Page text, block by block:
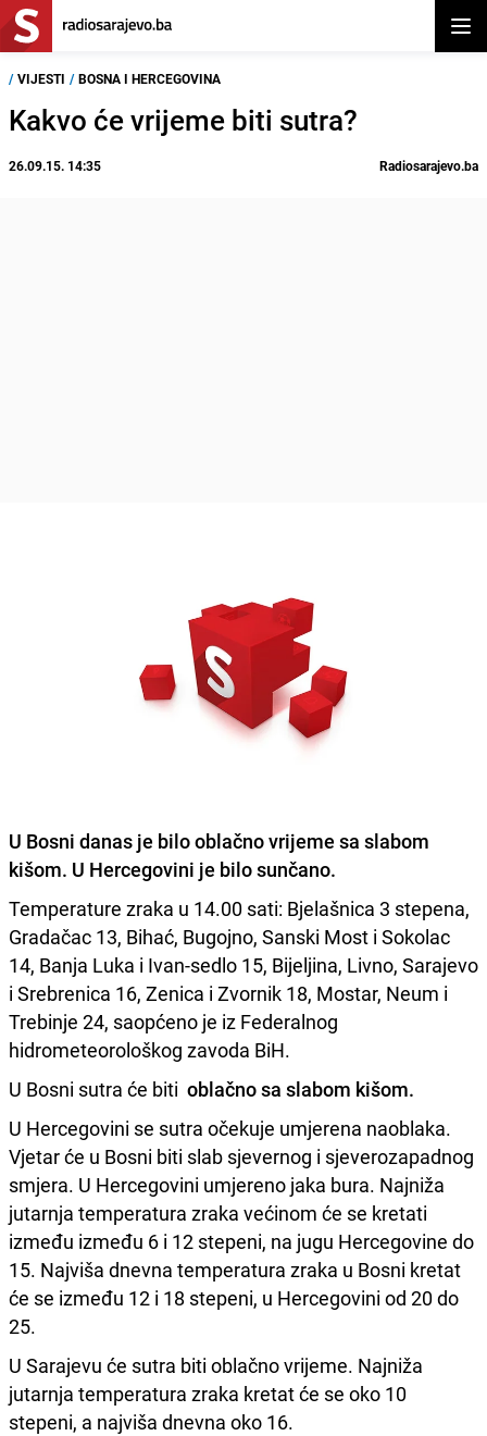
/ VIJESTI / BOSNA I HERCEGOVINA
Kakvo će vrijeme biti sutra?
26.09.15. 14:35 Radiosarajevo.ba
U Bosni danas je bilo oblačno vrijeme sa slabom
kišom. U Hercegovini je bilo sunčano.
Temperature zraka u 14.00 sati: Bjelašnica 3 stepena,
Gradačac 13, Bihać, Bugojno, Sanski Most i Sokolac
14, Banja Luka i Ivan-sedlo 15, Bijeljina, Livno, Sarajevo
i Srebrenica 16, Zenica i Zvornik 18, Mostar, Neum i
Trebinje 24, saopćeno je iz Federalnog
hidrometeorološkog zavoda BiH.
U Bosni sutra će biti oblačno sa slabom kišom.
U Hercegovini se sutra očekuje umjerena naoblaka.
Vjetar će u Bosni biti slab sjevernog i sjeverozapadnog
smjera. U Hercegovini umjereno jaka bura. Najniža
jutarnja temperatura zraka većinom će se kretati
između između 6 i 12 stepeni, na jugu Hercegovine do
15. Najviša dnevna temperatura zraka u Bosni kretat
će se između 12 i 18 stepeni, u Hercegovini od 20 do
25.
U Sarajevu će sutra biti oblačno vrijeme. Najniža
jutarnja temperatura zraka kretat će se oko 10
stepeni, a najviša dnevna oko 16.